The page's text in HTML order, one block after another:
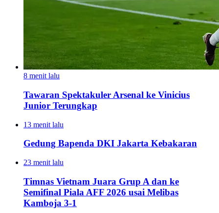
8 menit lalu
Tawaran Spektakuler Arsenal ke Vinicius
Junior Terungkap
13 menit lalu
Gedung Bapenda DKI Jakarta Kebakaran
23 menit lalu
Timnas Vietnam Juara Grup A dan ke
Semifinal Piala AFF 2026 usai Melibas
Kamboja 3-1